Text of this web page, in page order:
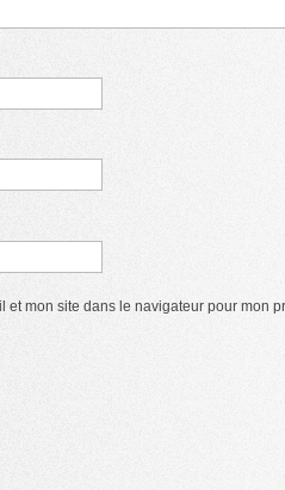
et mon site dans le navigateur pour mon